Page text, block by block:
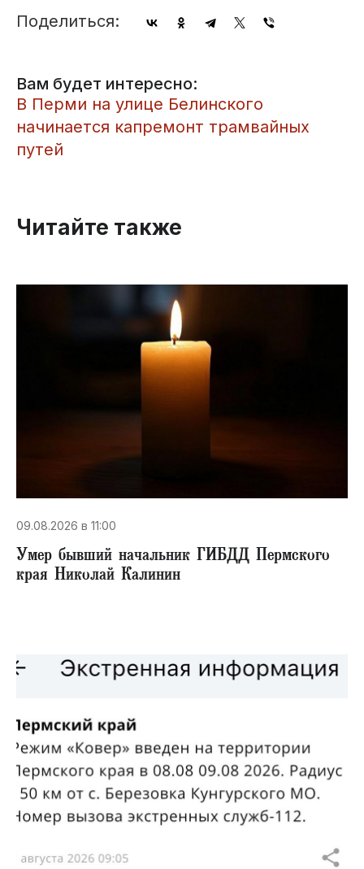
Поделиться:
Вам будет интересно:
​В Перми на улице Белинского
начинается капремонт трамвайных
путей
Читайте также
09.08.2026 в 11:00
Умер бывший начальник ГИБДД Пермского
края Николай Калинин